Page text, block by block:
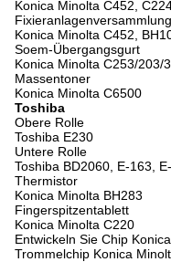
Konica Minolta C452,
Fixieranlagenversammlung
Konica Minolta C452,
Soem-Übergangsgurt
Konica Minolta C253/203/
Massentoner
Konica Minolta C6500
Toshiba
Obere Rolle
Toshiba E230
Untere Rolle
Toshiba BD2060, E-163,
Thermistor
Konica Minolta BH283
Fingerspitzentablett
Konica Minolta C220
Entwickeln Sie Chip
Trommelchip Konica